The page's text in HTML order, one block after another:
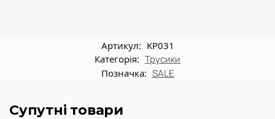
Артикул: KP031
Категорія: Трусики
Позначка: SALE
Супутні товари